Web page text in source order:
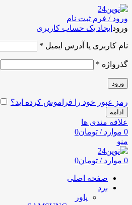
ورود / فرم ثبت نام
ورود ایجاد یک حساب کاربری
نام کاربری یا آدرس ایمیل *
گذرواژه *
ورود
رمز عبور خود را فراموش کرده اید؟
ادامه
علاقه مندی ها
0 موارد / تومان0
منو
0 موارد / تومان0
صفحه اصلی
برد
پاور